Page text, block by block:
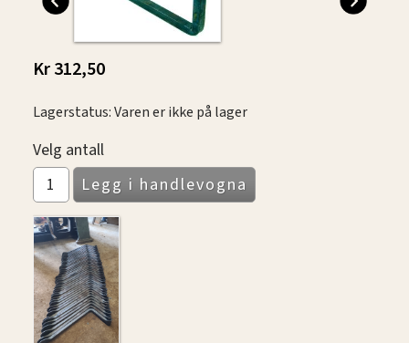
Kr 312,50
Lagerstatus: Varen er ikke på lager
Velg antall